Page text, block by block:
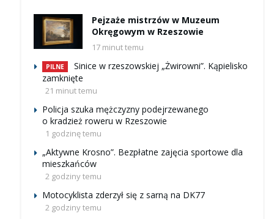
Pejzaże mistrzów w Muzeum
Okręgowym w Rzeszowie
17 minut temu
PILNE
Sinice w rzeszowskiej „Żwirowni”. Kąpielisko
zamknięte
21 minut temu
Policja szuka mężczyzny podejrzewanego
o kradzież roweru w Rzeszowie
1 godzinę temu
„Aktywne Krosno”. Bezpłatne zajęcia sportowe dla
mieszkańców
2 godziny temu
Motocyklista zderzył się z sarną na DK77
2 godziny temu